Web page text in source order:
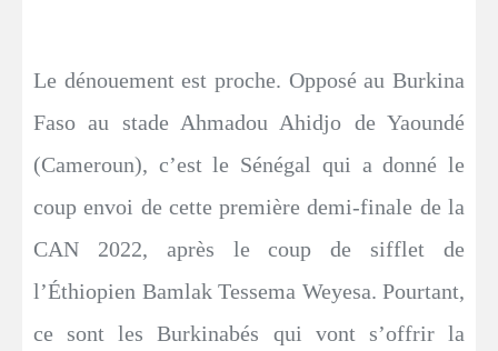
Le dénouement est proche. Opposé au Burkina
Faso au stade Ahmadou Ahidjo de Yaoundé
(Cameroun), c’est le Sénégal qui a donné le
coup envoi de cette première demi-finale de la
CAN 2022, après le coup de sifflet de
l’Éthiopien Bamlak Tessema Weyesa. Pourtant,
ce sont les Burkinabés qui vont s’offrir la